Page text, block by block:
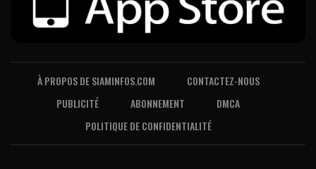
À PROPOS DE SIAMINFOS.COM
CONTACTEZ-NOUS
PUBLICITÉ
ABONNEMENT
DMCA
POLITIQUE DE CONFIDENTIALITÉ